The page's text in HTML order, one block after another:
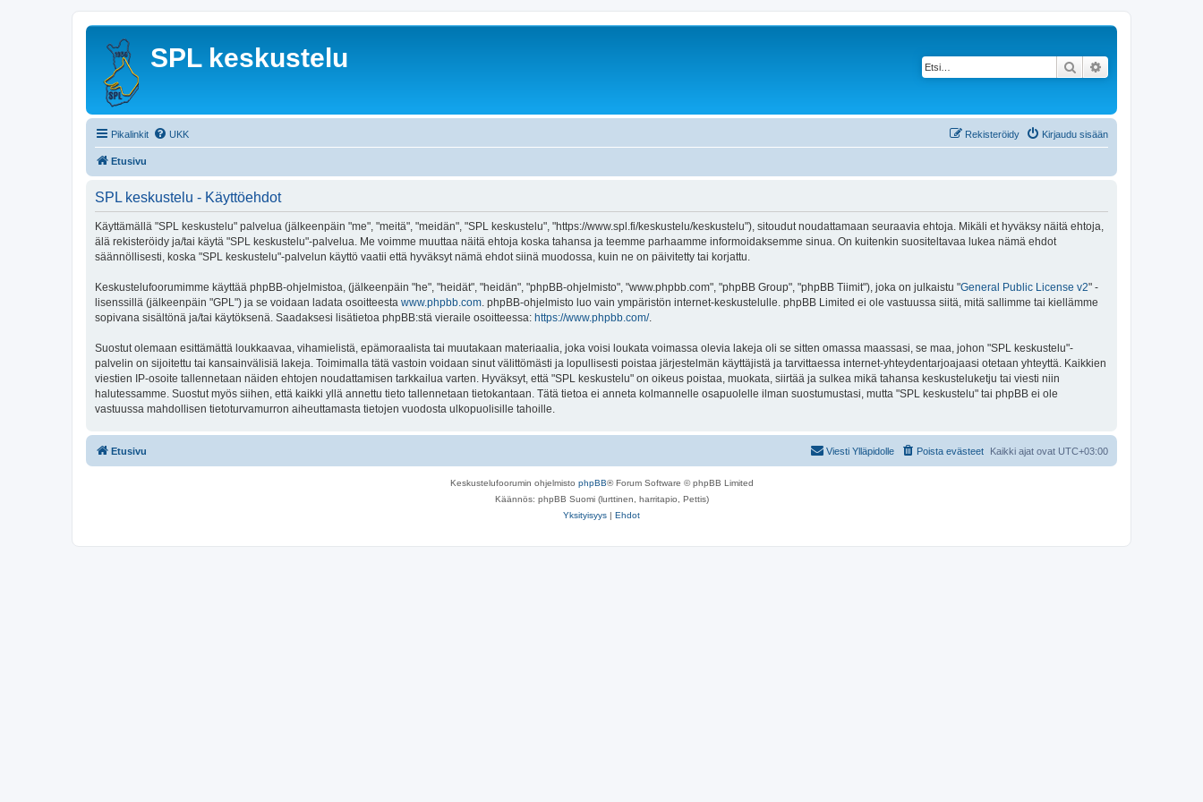
SPL keskustelu Etsi
Pikalinkit UKK Kirjaudu sisään
Rekisteröidy
Etusivu
SPL keskustelu - Käyttöehdot
Käyttämällä "SPL keskustelu" palvelua (jälkeenpäin "me", "meitä", "meidän", "SPL keskustelu", "https://www.spl.fi/keskustelu/keskustelu"), sitoudut noudattamaan seuraavia ehtoja. Mikäli et hyväksy näitä ehtoja,
älä rekisteröidy ja/tai käytä "SPL keskustelu"-palvelua. Me voimme muuttaa näitä ehtoja koska tahansa ja teemme parhaamme informoidaksemme sinua. On kuitenkin suositeltavaa lukea nämä ehdot
säännöllisesti, koska "SPL keskustelu"-palvelun käyttö vaatii että hyväksyt nämä ehdot siinä muodossa, kuin ne on päivitetty tai korjattu.
Keskustelufoorumimme käyttää phpBB-ohjelmistoa, (jälkeenpäin "he", "heidät", "heidän", "phpBB-ohjelmisto", "www.phpbb.com", "phpBB Group", "phpBB Tiimit"), joka on julkaistu "General Public License v2" -
lisenssillä (jälkeenpäin "GPL") ja se voidaan ladata osoitteesta www.phpbb.com. phpBB-ohjelmisto luo vain ympäristön internet-keskustelulle. phpBB Limited ei ole vastuussa siitä, mitä sallimme tai kiellämme
sopivana sisältönä ja/tai käytöksenä. Saadaksesi lisätietoa phpBB:stä vieraile osoitteessa: https://www.phpbb.com/.
Suostut olemaan esittämättä loukkaavaa, vihamielistä, epämoraalista tai muutakaan materiaalia, joka voisi loukata voimassa olevia lakeja oli se sitten omassa maassasi, se maa, johon "SPL keskustelu"-
palvelin on sijoitettu tai kansainvälisiä lakeja. Toimimalla tätä vastoin voidaan sinut välittömästi ja lopullisesti poistaa järjestelmän käyttäjistä ja tarvittaessa internet-yhteydentarjoajaasi otetaan yhteyttä. Kaikkien
viestien IP-osoite tallennetaan näiden ehtojen noudattamisen tarkkailua varten. Hyväksyt, että "SPL keskustelu" on oikeus poistaa, muokata, siirtää ja sulkea mikä tahansa keskusteluketju tai viesti niin
halutessamme. Suostut myös siihen, että kaikki yllä annettu tieto tallennetaan tietokantaan. Tätä tietoa ei anneta kolmannelle osapuolelle ilman suostumustasi, mutta "SPL keskustelu" tai phpBB ei ole
vastuussa mahdollisen tietoturvamurron aiheuttamasta tietojen vuodosta ulkopuolisille tahoille.
Etusivu Kaikki ajat ovat UTC+03:00
Poista evästeet
Viesti Ylläpidolle
Keskustelufoorumin ohjelmisto phpBB® Forum Software © phpBB Limited
Käännös: phpBB Suomi (lurttinen, harritapio, Pettis)
Yksityisyys | Ehdot